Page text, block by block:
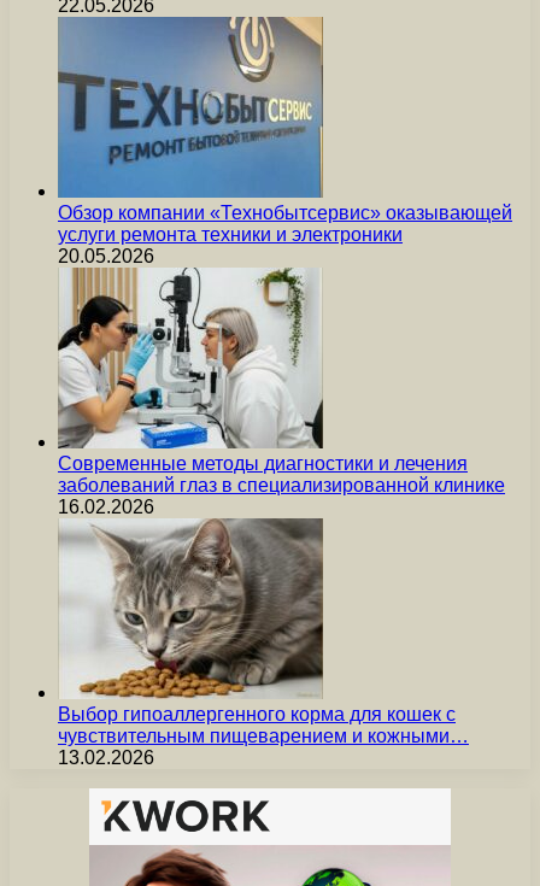
22.05.2026
Обзор компании «Технобытсервис» оказывающей
услуги ремонта техники и электроники
20.05.2026
Современные методы диагностики и лечения
заболеваний глаз в специализированной клинике
16.02.2026
Выбор гипоаллергенного корма для кошек с
чувствительным пищеварением и кожными…
13.02.2026